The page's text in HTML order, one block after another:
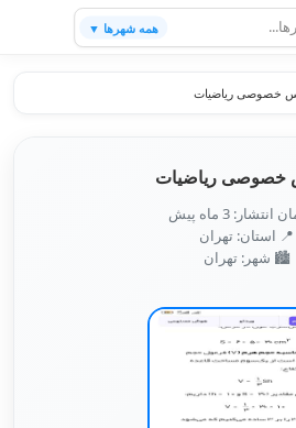
همه شهرها ▼
خصوصی ریاضیات
خصوصی ریاضیات
3 ماه پیش
📍 استان: تهران
🏙️ شهر: تهران